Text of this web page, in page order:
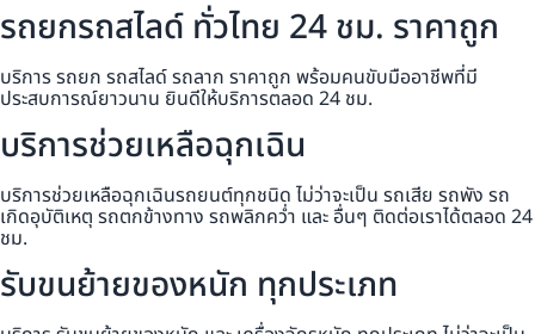
รถยกรถสไลด์ ทั่วไทย 24 ชม. ราคาถูก
บริการ รถยก รถสไลด์ รถลาก ราคาถูก พร้อมคนขับมืออาชีพที่มี
ประสบการณ์ยาวนาน ยินดีให้บริการตลอด 24 ชม.
บริการช่วยเหลือฉุกเฉิน
บริการช่วยเหลือฉุกเฉินรถยนต์ทุกชนิด ไม่ว่าจะเป็น รถเสีย รถพัง รถ
เกิดอุบัติเหตุ รถตกข้างทาง รถพลิกคว่ำ และ อื่นๆ ติดต่อเราได้ตลอด 24
ชม.
รับขนย้ายของหนัก ทุกประเภท